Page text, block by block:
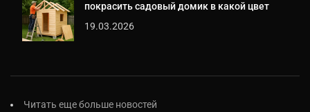
На этой неделе я могу
- Проект бесплатно
покрасить садовый домик в какой цвет
19.03.2026
Читать еще больше новостей